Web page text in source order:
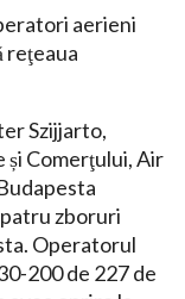
aerieni
reţeaua
Szijjarto,
Comerţului, Air
zboruri
Operatorul
200 de 227 de